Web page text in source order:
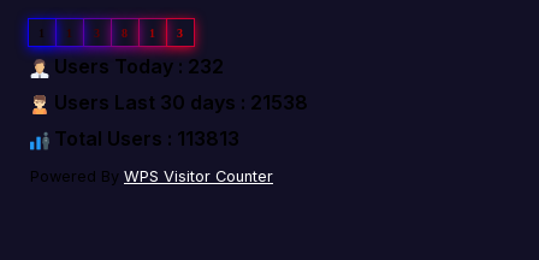
1 1 3 8 1 3
Users Today : 232
Users Last 30 days : 21538
Total Users : 113813
Powered By WPS Visitor Counter